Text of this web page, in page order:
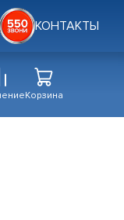
КОНТАКТЫ
Корзина